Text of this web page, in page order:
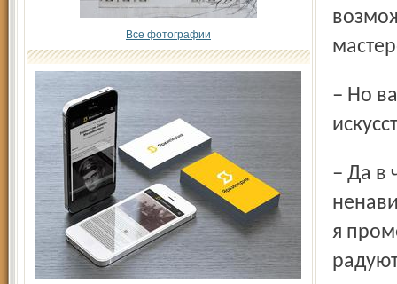
Все фотографии
– Но вас обвиняют в том, что вы принесли серьезное
– Да в чем меня только не обвиняют! Одни меня безумно
я